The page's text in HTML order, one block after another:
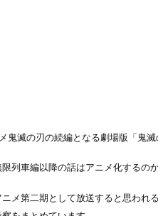
鬼滅の刃の続編となる劇場版「鬼
列車編以降の話はアニメ化するのか
メ第二期として放送すると思わ